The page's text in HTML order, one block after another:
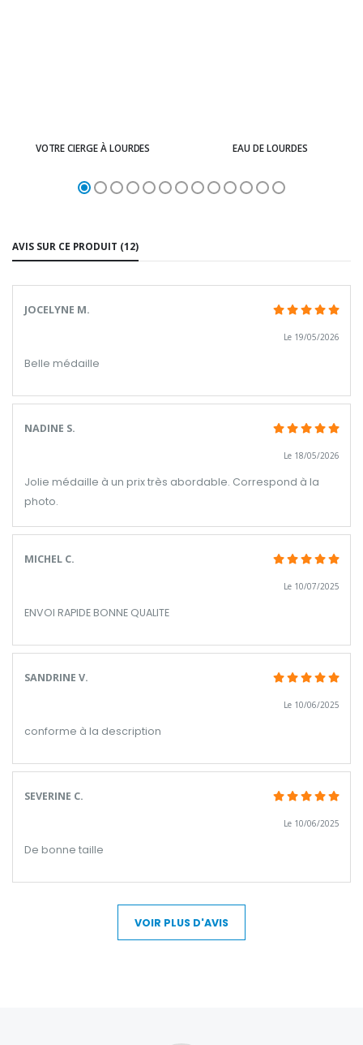
VOTRE CIERGE À LOURDES EAU DE LOURDES
AVIS SUR CE PRODUIT (12)
JOCELYNE M.
Le 19/05/2026
Belle médaille
NADINE S.
Le 18/05/2026
Jolie médaille à un prix très abordable. Correspond à la
photo.
MICHEL C.
Le 10/07/2025
ENVOI RAPIDE BONNE QUALITE
SANDRINE V.
Le 10/06/2025
conforme à la description
SEVERINE C.
Le 10/06/2025
De bonne taille
VOIR PLUS D'AVIS